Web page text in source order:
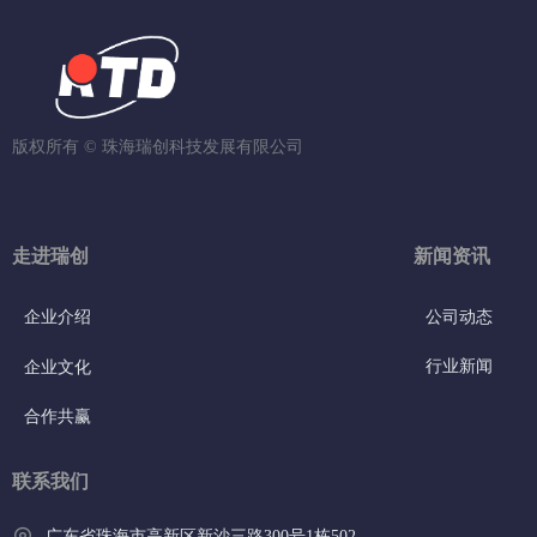
版权所有 © 珠海瑞创科技发展有限公司
走进瑞创
企业介绍
企业文化
合作共赢
公司动态
行业新闻
新闻资讯
联系我们